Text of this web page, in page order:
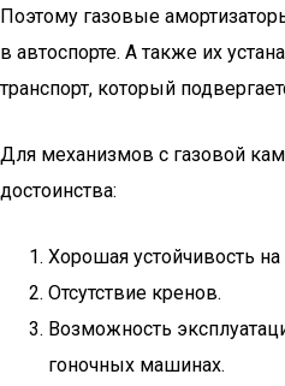
Поэтому газовые
в автоспорте. А также их
транспорт, который
Для механизмов с газовой
достоинства:
Хорошая устойчивость на
Отсутствие кренов.
Возможность
гоночных машинах.